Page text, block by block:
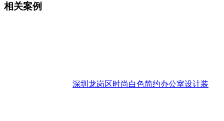
相关案例
深圳龙岗区时尚白色简约办公室设计装